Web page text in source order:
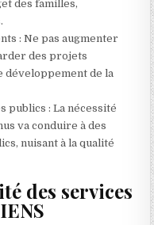
des familles,
: Ne pas augmenter
des projets
développement de la
publics : La nécessité
va conduire à des
nuisant à la qualité
des services